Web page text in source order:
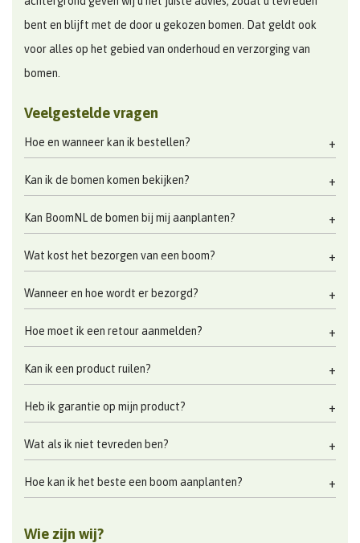
bent en blijft met de door u gekozen bomen. Dat geldt ook
voor alles op het gebied van onderhoud en verzorging van
bomen.
Veelgestelde vragen
Hoe en wanneer kan ik bestellen?
Kan ik de bomen komen bekijken?
Kan BoomNL de bomen bij mij aanplanten?
Wat kost het bezorgen van een boom?
Wanneer en hoe wordt er bezorgd?
Hoe moet ik een retour aanmelden?
Kan ik een product ruilen?
Heb ik garantie op mijn product?
Wat als ik niet tevreden ben?
Hoe kan ik het beste een boom aanplanten?
Wie zijn wij?